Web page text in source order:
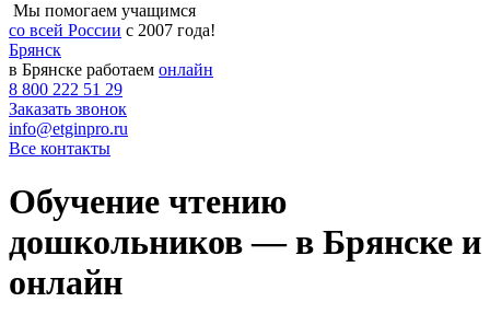
Мы помогаем учащимся
со всей России с 2007 года!
Брянск
в Брянске работаем онлайн
8 800 222 51 29
Заказать звонок
info@etginpro.ru
Все контакты
Обучение чтению
дошкольников — в Брянске и
онлайн